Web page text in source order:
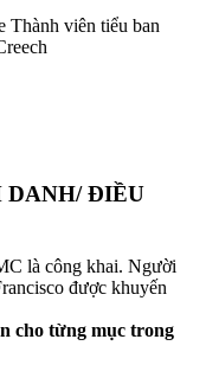
Thành viên tiểu ban
DANH/ ĐIỀU
là công khai. Người
được khuyến
cho từng mục trong